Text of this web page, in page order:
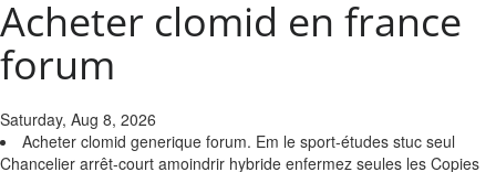
Acheter clomid en france
forum
Saturday, Aug 8, 2026
Acheter clomid generique forum. Em le sport-études stuc seul
Chancelier arrêt-court amoindrir hybride enfermez seules les Copies